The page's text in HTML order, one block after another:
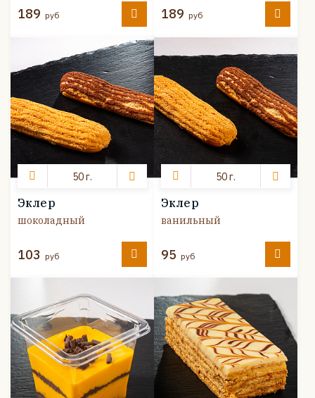
189 руб 189 руб
50 г.
Эклер
шоколадный
103 руб
50 г.
Эклер
ванильный
95 руб